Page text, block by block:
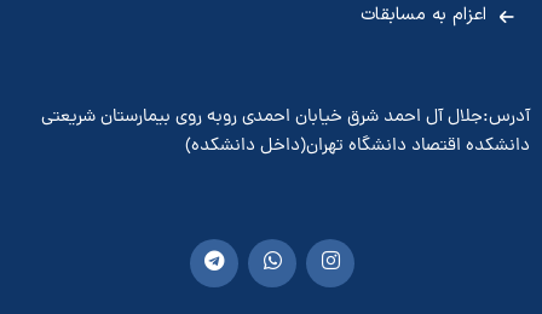
اعزام به مسابقات
آدرس:جلال آل احمد شرق خیابان احمدی روبه روی بیمارستان شریعتی
دانشکده اقتصاد دانشگاه تهران(داخل دانشکده)